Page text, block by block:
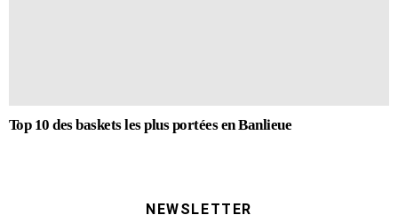
Top 10 des baskets les plus portées en Banlieue
NEWSLETTER